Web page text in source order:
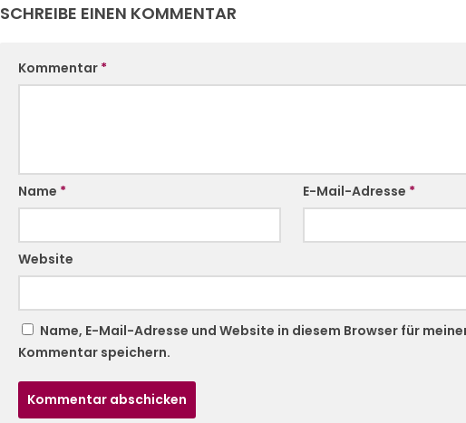
SCHREIBE EINEN KOMMENTAR
Kommentar *
Name * E-Mail-Adresse *
Website
Name, E-Mail-Adresse und Website in diesem Browser für
Kommentar speichern.